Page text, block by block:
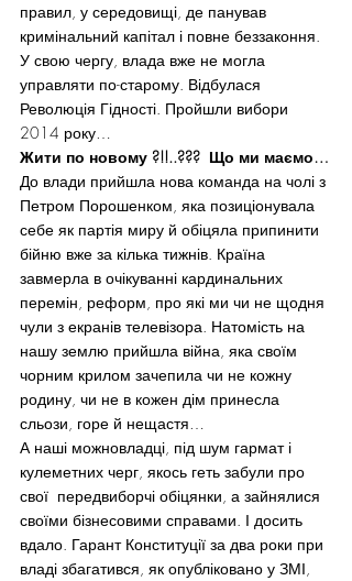
правил, у середовищі, де панував
кримінальний капітал і повне беззаконня.
У свою чергу, влада вже не могла
управляти по-старому. Відбулася
Революція Гідності. Пройшли вибори
2014 року…
Жити по новому ?!!..???  Що ми маємо…
До влади прийшла нова команда на чолі з
Петром Порошенком, яка позиціонувала
себе як партія миру й обіцяла припинити
бійню вже за кілька тижнів. Країна
завмерла в очікуванні кардинальних
перемін, реформ, про які ми чи не щодня
чули з екранів телевізора. Натомість на
нашу землю прийшла війна, яка своїм
чорним крилом зачепила чи не кожну
родину, чи не в кожен дім принесла
сльози, горе й нещастя…
А наші можновладці, під шум гармат і
кулеметних черг, якось геть забули про
свої  передвиборчі обіцянки, а зайнялися
своїми бізнесовими справами. І досить
вдало. Гарант Конституції за два роки при
владі збагатився, як опубліковано у ЗМІ,